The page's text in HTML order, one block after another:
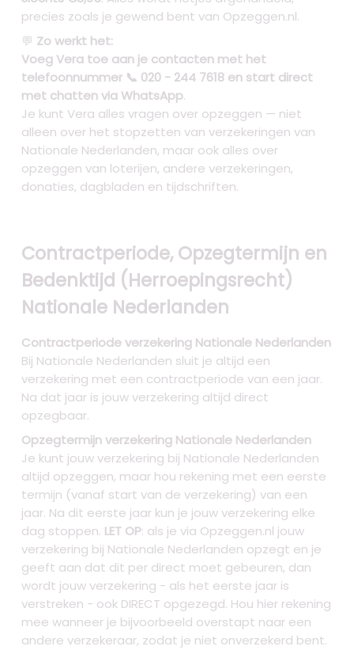
precies zoals je gewend bent van Opzeggen.nl.
💬 Zo werkt het:
Voeg Vera toe aan je contacten met het
telefoonnummer 📞 020 - 244 7618 en start direct
met chatten via WhatsApp.
Je kunt Vera alles vragen over opzeggen — niet
alleen over het stopzetten van verzekeringen van
Nationale Nederlanden, maar ook alles over
opzeggen van loterijen, andere verzekeringen,
donaties, dagbladen en tijdschriften.
Contractperiode, Opzegtermijn en
Bedenktijd (Herroepingsrecht)
Nationale Nederlanden
Contractperiode verzekering Nationale Nederlanden
Bij Nationale Nederlanden sluit je altijd een
verzekering met een contractperiode van een jaar.
Na dat jaar is jouw verzekering altijd direct
opzegbaar.
Opzegtermijn verzekering Nationale Nederlanden
Je kunt jouw verzekering bij Nationale Nederlanden
altijd opzeggen, maar hou rekening met een eerste
termijn (vanaf start van de verzekering) van een
jaar. Na dit eerste jaar kun je jouw verzekering elke
dag stoppen. LET OP: als je via Opzeggen.nl jouw
verzekering bij Nationale Nederlanden opzegt en je
geeft aan dat dit per direct moet gebeuren, dan
wordt jouw verzekering - als het eerste jaar is
verstreken - ook DIRECT opgezegd. Hou hier rekening
mee wanneer je bijvoorbeeld overstapt naar een
andere verzekeraar, zodat je niet onverzekerd bent.